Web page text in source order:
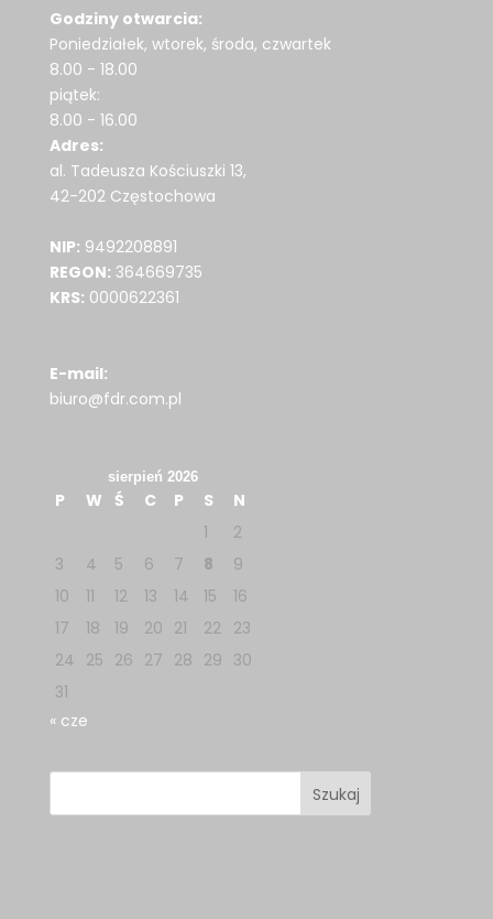
Godziny otwarcia:
Poniedziałek, wtorek, środa, czwartek
8.00 - 18.00
piątek:
8.00 - 16.00
Adres:
al. Tadeusza Kościuszki 13,
42-202 Częstochowa
NIP: 9492208891
REGON: 364669735
KRS: 0000622361
E-mail:
biuro@fdr.com.pl
sierpień 2026
P W Ś C P S
N
1
2
3
4 5 6 7 8
9
10
11 12 13 14 15
16
17
18 19 20 21 22
23
24 25 26 27 28 29 30
31
« cze